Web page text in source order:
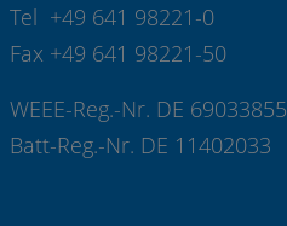
Tel +49 641 98221-0
Fax +49 641 98221-50
WEEE-Reg.-Nr. DE 69033855
Batt-Reg.-Nr. DE 11402033